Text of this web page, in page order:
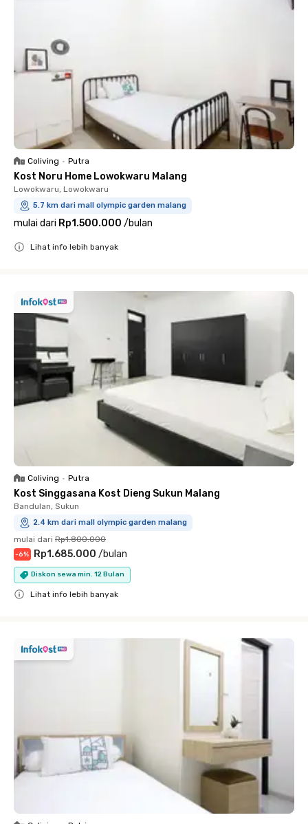
Coliving • Putra
Kost Noru Home Lowokwaru Malang
Lowokwaru, Lowokwaru
5.7 km dari mall olympic garden malang
mulai dari Rp1.500.000 /bulan
Lihat info lebih banyak
Coliving • Putra
Kost Singgasana Kost Dieng Sukun Malang
Bandulan, Sukun
2.4 km dari mall olympic garden malang
mulai dari Rp1.800.000
-6% Rp1.685.000 /bulan
Diskon sewa min. 12 Bulan
Lihat info lebih banyak